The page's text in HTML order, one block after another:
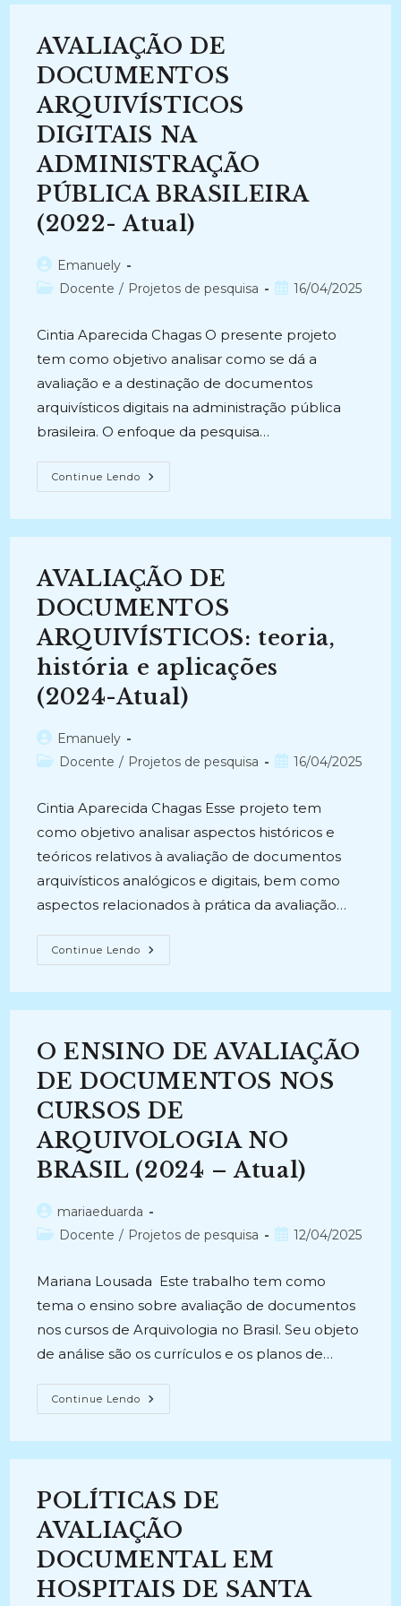
E
De
Documentos
No
Âmbito
Da
Administração
Pública
(2022)
AVALIAÇÃO DE
DOCUMENTOS
ARQUIVÍSTICOS
DIGITAIS NA
ADMINISTRAÇÃO
PÚBLICA BRASILEIRA
(2022- Atual)
Autor
do
Emanuely
Categoria
Docente / Projetos de pesquisa
Post16/04/2025
Cintia Aparecida Chagas O presente projeto
tem como objetivo analisar como se dá a
avaliação e a destinação de documentos
arquivísticos digitais na administração pública
brasileira. O enfoque da pesquisa…
Continue Lendo AVALIAÇÃO
DE
NA
PÚBLICA
BRASILEIRA
(2022-
Atual)
AVALIAÇÃO DE
DOCUMENTOS
ARQUIVÍSTICOS: teoria,
história e aplicações
(2024-Atual)
Autor
do
Emanuely
Categoria
Docente / Projetos de pesquisa
Post16/04/2025
Cintia Aparecida Chagas Esse projeto tem
como objetivo analisar aspectos históricos e
teóricos relativos à avaliação de documentos
arquivísticos analógicos e digitais, bem como
aspectos relacionados à prática da avaliação…
Continue Lendo AVALIAÇÃO
DE
História
(2024-
Atual)
O ENSINO DE AVALIAÇÃO
DE DOCUMENTOS NOS
CURSOS DE
ARQUIVOLOGIA NO
BRASIL (2024 – Atual)
Autor
do
mariaeduarda
Categoria
Docente / Projetos de pesquisa
Post12/04/2025
Mariana Lousada Este trabalho tem como
tema o ensino sobre avaliação de documentos
nos cursos de Arquivologia no Brasil. Seu objeto
de análise são os currículos e os planos de…
Continue Lendo O
ENSINO
DOCUMENTOS
DE
ARQUIVOLOGIA
NO
BRASIL
(2024
–
POLÍTICAS DE
AVALIAÇÃO
DOCUMENTAL EM
HOSPITAIS DE SANTA